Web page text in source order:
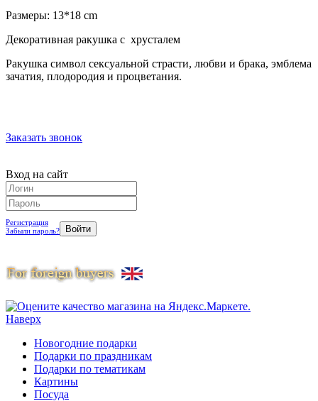
Размеры: 13*18 cm
Декоративная ракушка с хрусталем
Ракушка символ сексуальной страсти, любви и брака, эмблема
зачатия, плодородия и процветания.
Заказать звонок
Вход на сайт
Регистрация
Забыли пароль?
Наверх
Новогодние подарки
Подарки по праздникам
Подарки по тематикам
Картины
Посуда